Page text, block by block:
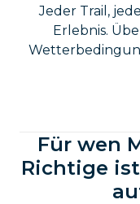
Jeder Trail,
Erlebnis.
Für wen
Richtige